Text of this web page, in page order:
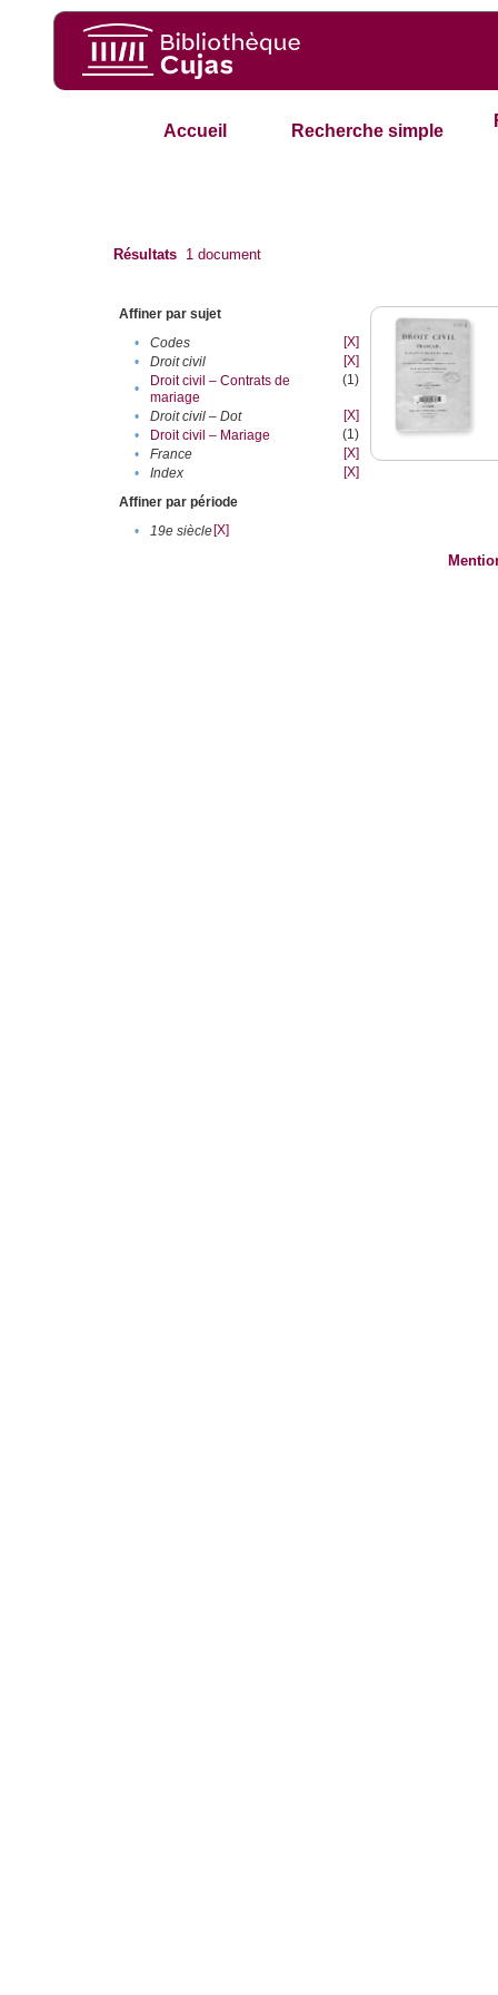
Accueil Recherche simple
Résultats 1 document
Affiner par sujet
•
Codes
[X]
•
Droit civil
[X]
•
Droit civil – Contrats de
mariage
(1)
• Droit civil – Dot
[X]
•
Droit civil – Mariage
(1)
•
France
[X]
•
Index
[X]
Affiner par période
•
19e siècle[X]